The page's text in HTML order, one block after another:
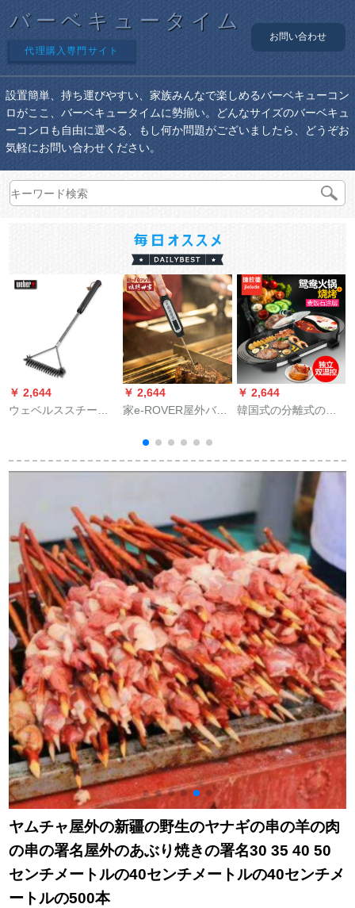
バーベキュータイム
代理購入専門サイト
お問い合わせ
設置簡単、持ち運びやすい、家族みんなで楽しめるバーベキューコン
ロがここ、バーベキュータイムに勢揃い。どんなサイズのバーベキュ
ーコンロも自由に選べる、もし何か問題がございましたら、どうぞお
気軽にお問い合わせください。
￥ 2,644
ウェベルススチール
グリルネットブラシ
￥ 2,644
家e-ROVER屋外バー
キッチンステーキ焙
煎温度計食品温度計
￥ 2,644
韓国式の分離式の双
鍋鍋のしゃぶしゃぶ
ヤムチャ屋外の新疆の野生のヤナギの串の羊の肉
の串の署名屋外のあぶり焼きの署名30 35 40 50
センチメートルの40センチメートルの40センチメ
ートルの500本